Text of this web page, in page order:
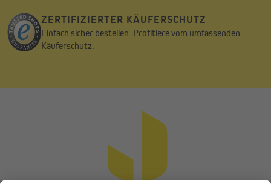
ZERTIFIZIERTER KÄUFERSCHUTZ
Einfach sicher bestellen. Profitiere vom umfassenden
Käuferschutz.